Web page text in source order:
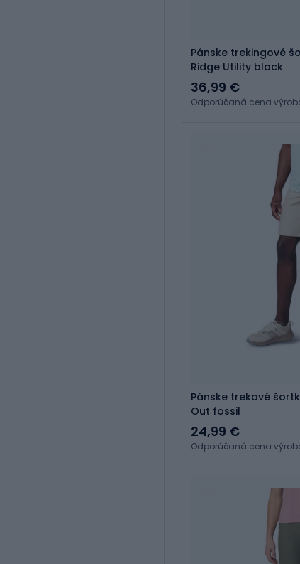
Pánske trekingové
Ridge Utility black
36,99 €
Odporúčaná cena
Pánske trekové
Out fossil
24,99 €
Odporúčaná cena